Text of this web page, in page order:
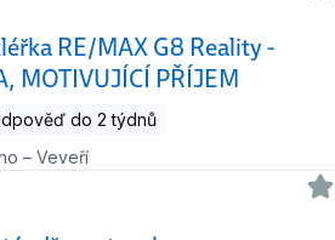
RE/MAX G8 Reality -
MOTIVUJÍCÍ PŘÍJEM
do 2 týdnů
– Veveří